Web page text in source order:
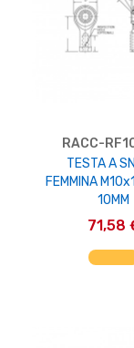
RACC-
TESTA A
FEMMINA
10MM
71,58
AGGIUNGI AL